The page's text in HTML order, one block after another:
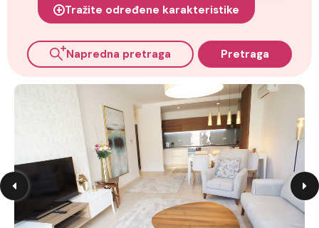
Tražite određene karakteristike
Napredna pretraga Pretraga